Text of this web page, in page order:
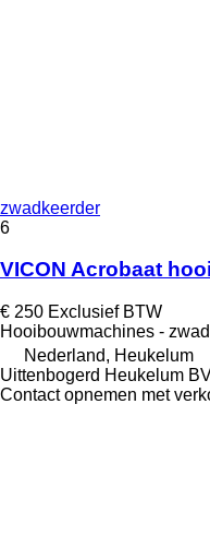
zwadkeerder
6
VICON Acrobaat
€ 250 Exclusief BTW
Hooibouwmachines -
Nederland, Heukelum
Uittenbogerd Heukelum
Contact opnemen met